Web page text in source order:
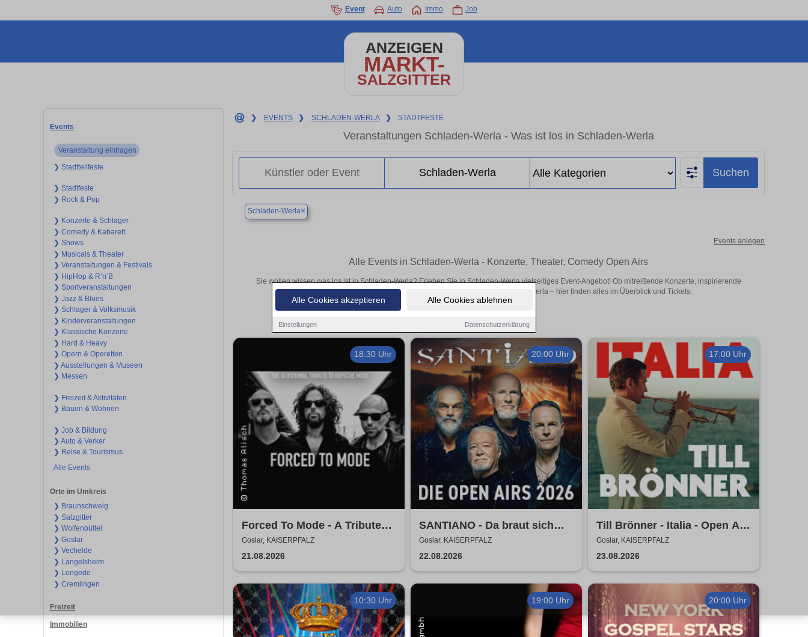
Alle Cookies akzeptieren Alle Cookies ablehnen
Einstellungen Datenschutzerklärung
Event Auto Immo Job
ANZEIGEN
MARKT-
SALZGITTER
Events
Veranstaltung eintragen
❯ Stadtteilfeste
❯ Stadtfeste
❯ Rock & Pop
❯ Konzerte & Schlager
❯ Comedy & Kabarett
❯ Shows
❯ Musicals & Theater
❯ Veranstaltungen & Festivals
❯ HipHop & R’n‘B
❯ Sportveranstaltungen
❯ Jazz & Blues
❯ Schlager & Volksmusik
❯ Kinderveranstaltungen
❯ Klassische Konzerte
❯ Hard & Heavy
❯ Opern & Operetten
❯ Ausstellungen & Museen
❯ Messen
❯ Freizeit & Aktivitäten
❯ Bauen & Wohnen
❯ Job & Bildung
❯ Auto & Verker
❯ Reise & Tourismus
Alle Events
Orte im Umkreis
❯ Braunschweig
❯ Salzgitter
❯ Wolfenbüttel
❯ Goslar
❯ Vechelde
❯ Langelsheim
❯ Lengede
❯ Cremlingen
Freizeit
Immobilien
❯ EVENTS ❯ SCHLADEN-WERLA ❯ STADTFESTE
Veranstaltungen Schladen-Werla - Was ist los in Schladen-Werla
Suchen
Schladen-Werla×
Events anlegen
Alle Events in Schladen-Werla - Konzerte, Theater, Comedy Open Airs
Sie wollen wissen was los ist in Schladen-Werla? Erleben Sie in Schladen-Werla vielseitiges Event-Angebot! Ob mitreißende Konzerte, inspirierende
Theateraufführungen oder aufregende Veranstaltungen in Schladen-Werla – hier finden alles im Überblick und Tickets.
18:30 Uhr
Forced To Mode - A Tribute
To Depeche Mode
Goslar, KAISERPFALZ
21.08.2026
20:00 Uhr
SANTIANO - Da braut sich
was zusammen - Open Air
2026
Goslar, KAISERPFALZ
22.08.2026
17:00 Uhr
Till Brönner - Italia - Open Air
2026
Goslar, KAISERPFALZ
23.08.2026
10:30 Uhr 19:00 Uhr 20:00 Uhr